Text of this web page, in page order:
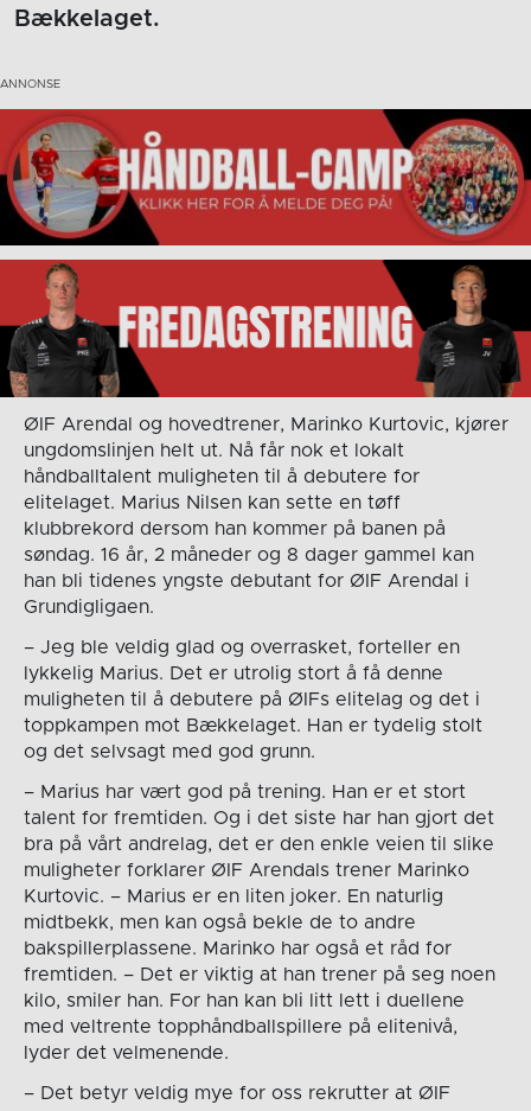
Bækkelaget.
ØIF Arendal og hovedtrener, Marinko Kurtovic, kjører
ungdomslinjen helt ut. Nå får nok et lokalt
håndballtalent muligheten til å debutere for
elitelaget. Marius Nilsen kan sette en tøff
klubbrekord dersom han kommer på banen på
søndag. 16 år, 2 måneder og 8 dager gammel kan
han bli tidenes yngste debutant for ØIF Arendal i
Grundigligaen.
– Jeg ble veldig glad og overrasket, forteller en
lykkelig Marius. Det er utrolig stort å få denne
muligheten til å debutere på ØIFs elitelag og det i
toppkampen mot Bækkelaget. Han er tydelig stolt
og det selvsagt med god grunn.
– Marius har vært god på trening. Han er et stort
talent for fremtiden. Og i det siste har han gjort det
bra på vårt andrelag, det er den enkle veien til slike
muligheter forklarer ØIF Arendals trener Marinko
Kurtovic. – Marius er en liten joker. En naturlig
midtbekk, men kan også bekle de to andre
bakspillerplassene. Marinko har også et råd for
fremtiden. – Det er viktig at han trener på seg noen
kilo, smiler han. For han kan bli litt lett i duellene
med veltrente topphåndballspillere på elitenivå,
lyder det velmenende.
– Det betyr veldig mye for oss rekrutter at ØIF